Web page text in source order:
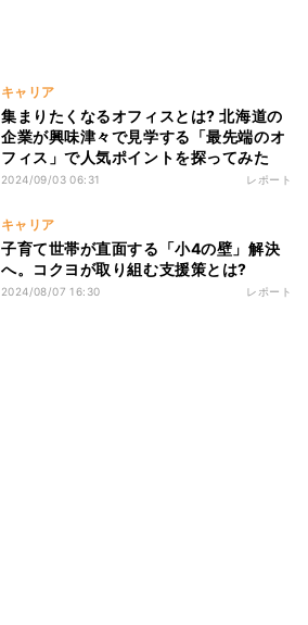
キャリア
集まりたくなるオフィスとは? 北海道の
企業が興味津々で見学する「最先端のオ
フィス」で人気ポイントを探ってみた
2024/09/03 06:31 レポート
キャリア
子育て世帯が直面する「小4の壁」解決
へ。コクヨが取り組む支援策とは?
2024/08/07 16:30 レポート